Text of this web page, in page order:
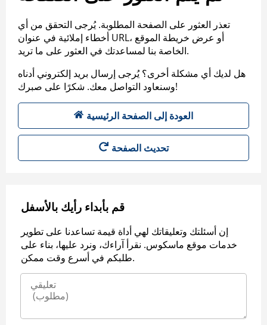
تعذر العثور على الصفحة المطلوبة. يُرجى التحقق من أي
أخطاء إملائية في عنوان URL، أو عرض خريطة الموقع
الخاصة بنا لمساعدتك في العثور على ما تريد.
هل لديك أي مشكلة أخرى؟ يُرجى إرسال بريد إلكتروني أدناه
وسنعاود التواصل معك. شكرًا على صبرك!
العودة إلى الصفحة الرئيسية
تحديث الصفحة
قم بأبداء رأيك بالأسفل
إن أسئلتك وتعليقاتك لهي أداة قيمة تساعدنا على تطوير
خدمات موقع ماسكوس. نقرأ آراءك، ونرد عليها، بناء على
طلبكم في أسرع وقت ممكن.